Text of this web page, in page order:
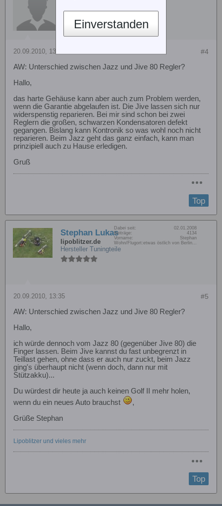
#4
20.09.2010, 13:05
AW: Unterschied zwischen Jazz und Jive 80 Regler?
Hallo,
das harte Gehäuse kann aber auch zum Problem werden,
wenn die Garantie abgelaufen ist. Die Jive lassen sich nur
widerspenstig reparieren. Bei mir sind schon bei zwei
Reglern die großen, schwarzen Kondensatoren defekt
gegangen. Bislang kann Kontronik so was wohl noch nicht
reparieren. Beim Jazz geht das ganz einfach, kann man
prinzipiell auch zu Hause erledigen.
Gruß
Top
Stephan Lukas
lipoblitzer.de
Hersteller Tuningteile
Dabei seit:
02.01.2008
Beiträge:
4134
Vorname:
Stephan
Wohn/Flugort:etwas östlich von Berlin...
#5
20.09.2010, 13:35
AW: Unterschied zwischen Jazz und Jive 80 Regler?
Hallo,
ich würde dennoch vom Jazz 80 (gegenüber Jive 80) die
Finger lassen. Beim Jive kannst du fast unbegrenzt in
Teillast gehen, ohne dass er auch nur zuckt, beim Jazz
ging's überhaupt nicht (wenn doch, dann nur mit
Stützakku)...
Du würdest dir heute ja auch keinen Golf II mehr holen,
wenn du ein neues Auto brauchst
,
Grüße Stephan
Lipoblitzer und vieles mehr
Top
Einverstanden